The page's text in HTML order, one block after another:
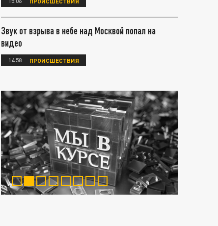
Звук от взрыва в небе над Москвой попал на
видео
14:58 ПРОИСШЕСТВИЯ